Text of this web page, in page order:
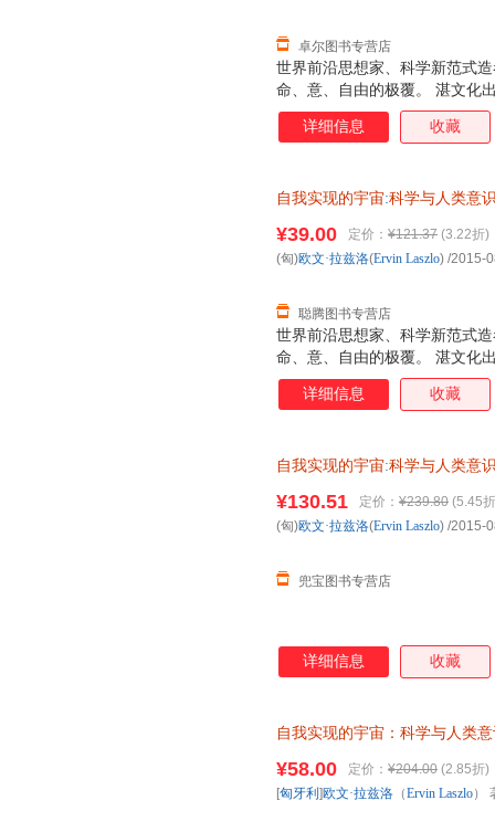
世界前沿思想家、科学新范式
命、意、自由的极覆。 湛文化
卓尔图书专营店
详细信息 收藏
自我实现的宇宙:科学与人类意
购！
世界前沿思想家、科学新范式
命、意、自由的极覆。 湛文化
¥39.00 定价： ¥121.37 (3.22折)
聪腾图书专营店
(匈)欧文·拉兹洛(Ervin Laszlo) /2015-
详细信息 收藏
自我实现的宇宙:科学与人类意
¥130.51 定价： ¥239.80 (5.45
兜宝图书专营店
(匈)欧文·拉兹洛(Ervin Laszlo) /2015-
详细信息 收藏
自我实现的宇宙：科学与人类
退换】
¥58.00 定价： ¥204.00 (2.85折)
[匈牙利 ]欧文·拉兹洛 （Ervin Laszlo）